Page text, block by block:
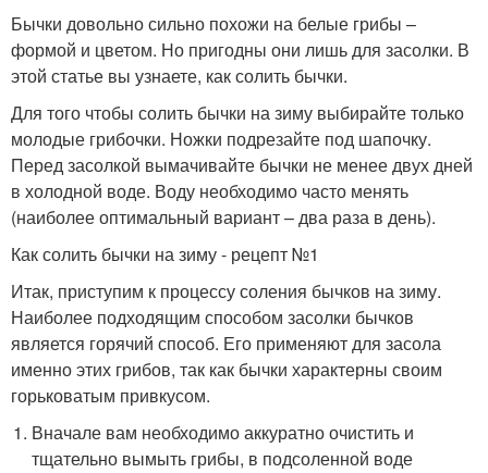
Бычки довольно сильно похожи на белые грибы –
формой и цветом. Но пригодны они лишь для засолки. В
этой статье вы узнаете, как солить бычки.
Для того чтобы солить бычки на зиму выбирайте только
молодые грибочки. Ножки подрезайте под шапочку.
Перед засолкой вымачивайте бычки не менее двух дней
в холодной воде. Воду необходимо часто менять
(наиболее оптимальный вариант – два раза в день).
Как солить бычки на зиму - рецепт №1
Итак, приступим к процессу соления бычков на зиму.
Наиболее подходящим способом засолки бычков
является горячий способ. Его применяют для засола
именно этих грибов, так как бычки характерны своим
горьковатым привкусом.
Вначале вам необходимо аккуратно очистить и
тщательно вымыть грибы, в подсоленной воде